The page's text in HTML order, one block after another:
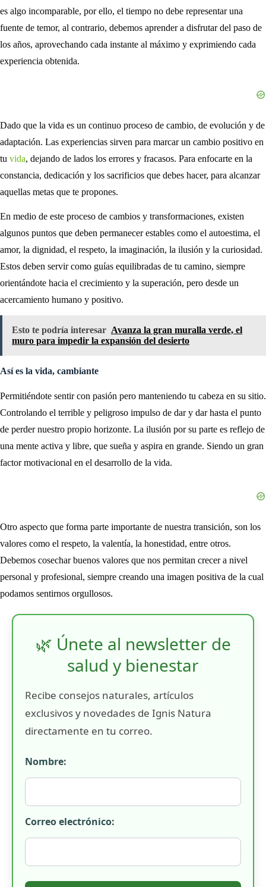
es algo incomparable, por ello, el tiempo no debe representar una
fuente de temor, al contrario, debemos aprender a disfrutar del paso de
los años, aprovechando cada instante al máximo y exprimiendo cada
experiencia obtenida.
Dado que la vida es un continuo proceso de cambio, de evolución y de
adaptación. Las experiencias sirven para marcar un cambio positivo en
tu vida, dejando de lados los errores y fracasos. Para enfocarte en la
constancia, dedicación y los sacrificios que debes hacer, para alcanzar
aquellas metas que te propones.
En medio de este proceso de cambios y transformaciones, existen
algunos puntos que deben permanecer estables como el autoestima, el
amor, la dignidad, el respeto, la imaginación, la ilusión y la curiosidad.
Estos deben servir como guías equilibradas de tu camino, siempre
orientándote hacia el crecimiento y la superación, pero desde un
acercamiento humano y positivo.
Esto te podría interesar Avanza la gran muralla verde, el
muro para impedir la expansión del desierto
Así es la vida, cambiante
Permitiéndote sentir con pasión pero manteniendo tu cabeza en su sitio.
Controlando el terrible y peligroso impulso de dar y dar hasta el punto
de perder nuestro propio horizonte. La ilusión por su parte es reflejo de
una mente activa y libre, que sueña y aspira en grande. Siendo un gran
factor motivacional en el desarrollo de la vida.
Otro aspecto que forma parte importante de nuestra transición, son los
valores como el respeto, la valentía, la honestidad, entre otros.
Debemos cosechar buenos valores que nos permitan crecer a nivel
personal y profesional, siempre creando una imagen positiva de la cual
podamos sentirnos orgullosos.
🌿 Únete al newsletter de
salud y bienestar
Recibe consejos naturales, artículos
exclusivos y novedades de Ignis Natura
directamente en tu correo.
Nombre:
Correo electrónico: